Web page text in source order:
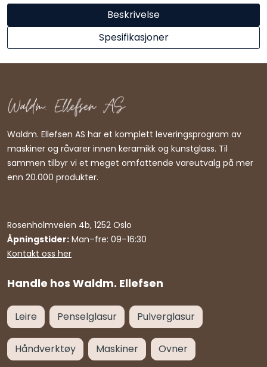
Beskrivelse
Spesifikasjoner
Handle hos Waldm. Ellefsen
Waldm. Ellefsen AS har et komplett leveringsprogram av
maskiner og råvarer innen keramikk og kunstglass. Til
sammen tilbyr vi et meget omfattende vareutvalg på mer
enn 20.000 produkter.
Rosenholmveien 4b, 1252 Oslo
Åpningstider: Man–fre: 09–16:30
Kontakt oss her
Leire Penselglasur Pulverglasur
Håndverktøy Maskiner Ovner